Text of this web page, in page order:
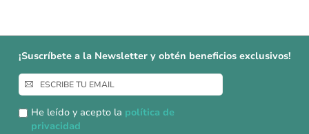
¡Suscríbete a la Newsletter y obtén beneficios exclusivos!
Inscríbase
a
nuestro
boletín
He leído y acepto la política de
privacidad